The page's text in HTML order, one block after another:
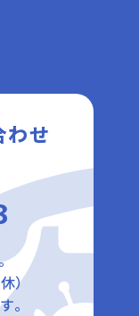
わせ
）
。